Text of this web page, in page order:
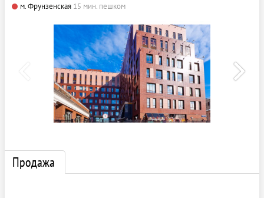
м. Фрунзенская 15 мин. пешком
Продажа